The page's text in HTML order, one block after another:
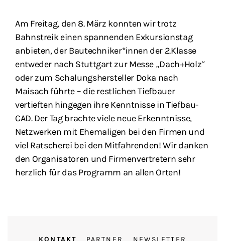
Am Freitag, den 8. März konnten wir trotz
Bahnstreik einen spannenden Exkursionstag
anbieten, der Bautechniker*innen der 2.Klasse
entweder nach Stuttgart zur Messe „Dach+Holz“
oder zum Schalungshersteller Doka nach
Maisach führte – die restlichen Tiefbauer
vertieften hingegen ihre Kenntnisse in Tiefbau-
CAD. Der Tag brachte viele neue Erkenntnisse,
Netzwerken mit Ehemaligen bei den Firmen und
viel Ratscherei bei den Mitfahrenden! Wir danken
den Organisatoren und Firmenvertretern sehr
herzlich für das Programm an allen Orten!